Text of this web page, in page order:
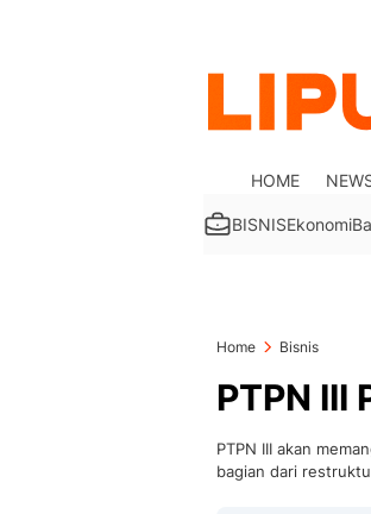
HOME
BISNISEkonomi
Home Bisnis
PTPN III
PTPN III akan
bagian dari